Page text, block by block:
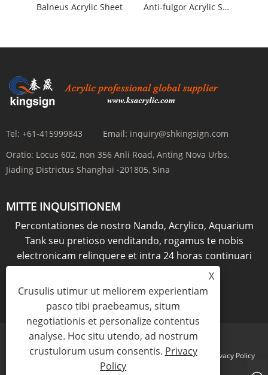
Balneus Acrylic Sheet Anti-fulgor Acrylic Sheet
Tel: +61-415999843 Email: inquiry@shkingsign.com
Oratio: Locus 602, non 356 Anli Road, Anting Nova Urbs,
Jiading Districtus Shanghai -201805, Sina
MITTE INQUISITIONEM
Percontationes de nostro Nando, Acrylico, Aquarium
Tank seu pretioso venditando, rogamus te nobis
electronicam relinquere et intra 24 horas continuari
QUAESTIO NOW
Links Sitemap RSS XML Privacy Policy
X
Crusulis utimur ut meliorem experientiam
pasco tibi praebeamus, situm
negotiationis et personalize contentus
analyse. Hoc situ utendo, ad nostrum
crustulorum usum consentis. Privacy
Policy